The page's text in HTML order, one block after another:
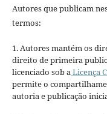
Autores que publicam
termos:
1. Autores mantém os
direito de primeira
licenciado sob aLicença
permite o
autoria e publicação